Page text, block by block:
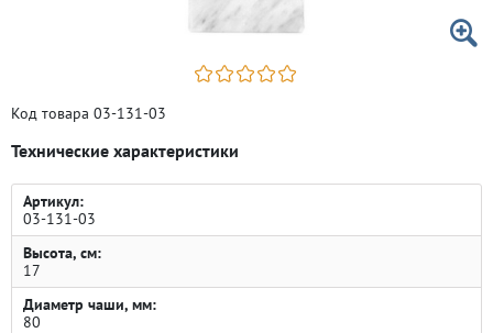
Код товара 03-131-03
Технические характеристики
Артикул:
03-131-03
Высота, см:
17
Диаметр чаши, мм:
80